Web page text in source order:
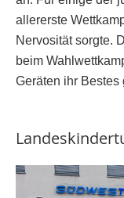
allererste
Nervosität sorgte.
beim
Geräten ihr Bestes